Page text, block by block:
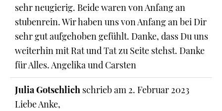
sehr neugierig. Beide waren von Anfang an
stubenrein. Wir haben uns von Anfang an bei Dir
sehr gut aufgehoben gefühlt. Danke, dass Du uns
weiterhin mit Rat und Tat zu Seite stehst. Danke
für Alles. Angelika und Carsten
Julia Gotschlich schrieb am 2. Februar 2023
Liebe Anke,